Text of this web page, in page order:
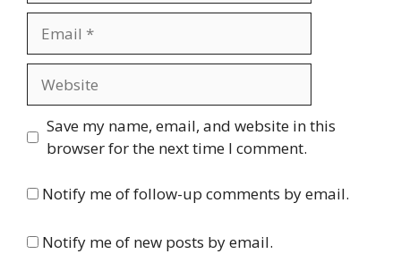
Save my name, email, and website in this
browser for the next time I comment.
Notify me of follow-up comments by email.
Notify me of new posts by email.